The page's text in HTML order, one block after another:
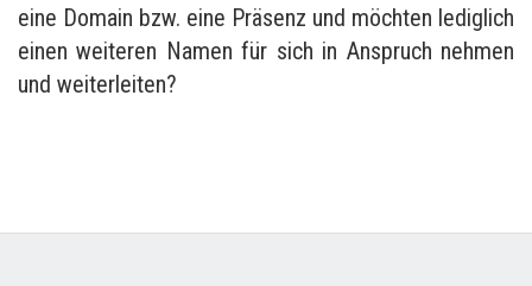
eine Domain bzw. eine Präsenz und möchten lediglich
einen weiteren Namen für sich in Anspruch nehmen
und weiterleiten?